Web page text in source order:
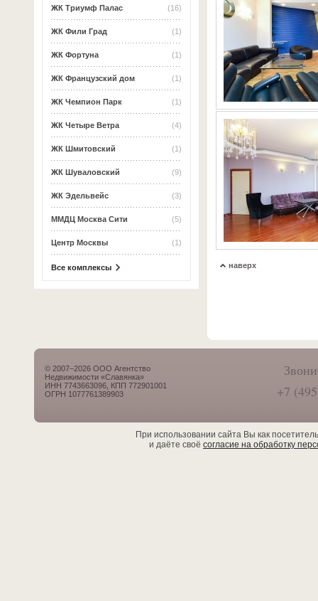
(16)
ЖК Триумф Палас
(1)
ЖК Фили Град
(1)
ЖК Фортуна
(1)
ЖК Французский дом
(1)
ЖК Чемпион Парк
(4)
ЖК Четыре Ветра
(1)
ЖК Шмитовский
(9)
ЖК Шуваловский
(3)
ЖК Эдельвейс
(5)
ММДЦ Москва Сити
(1)
Центр Москвы
Все комплексы наверх
© 2007–2026 ООО Агентство
Недвижимости «Славянка»
ИНН 7743663096, КПП 772901001
ОГРН 1077761389903
+7
При использовании сайта Вы как
и даёте своё согласие на обработку